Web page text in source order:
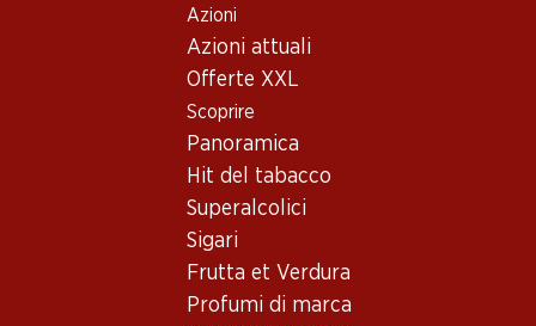
Azioni
Azioni attuali
Offerte XXL
Scoprire
Panoramica
Hit del tabacco
Superalcolici
Sigari
Frutta et Verdura
Profumi di marca
Vino/champagne
varie regioni